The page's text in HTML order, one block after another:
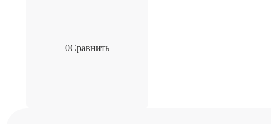
0Сравнить